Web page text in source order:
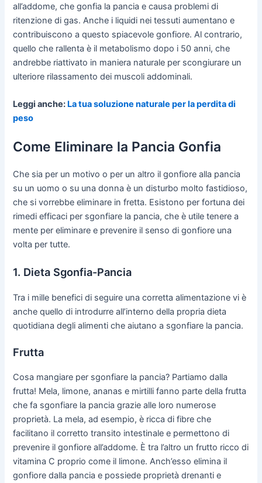
all’addome, che gonfia la pancia e causa problemi di
ritenzione di gas. Anche i liquidi nei tessuti aumentano e
contribuiscono a questo spiacevole gonfiore. Al contrario,
quello che rallenta è il metabolismo dopo i 50 anni, che
andrebbe riattivato in maniera naturale per scongiurare un
ulteriore rilassamento dei muscoli addominali.
Leggi anche: La tua soluzione naturale per la perdita di
peso
Come Eliminare la Pancia Gonfia
Che sia per un motivo o per un altro il gonfiore alla pancia
su un uomo o su una donna è un disturbo molto fastidioso,
che si vorrebbe eliminare in fretta. Esistono per fortuna dei
rimedi efficaci per sgonfiare la pancia, che è utile tenere a
mente per eliminare e prevenire il senso di gonfiore una
volta per tutte.
1. Dieta Sgonfia-Pancia
Tra i mille benefici di seguire una corretta alimentazione vi è
anche quello di introdurre all’interno della propria dieta
quotidiana degli alimenti che aiutano a sgonfiare la pancia.
Frutta
Cosa mangiare per sgonfiare la pancia? Partiamo dalla
frutta! Mela, limone, ananas e mirtilli fanno parte della frutta
che fa sgonfiare la pancia grazie alle loro numerose
proprietà. La mela, ad esempio, è ricca di fibre che
facilitano il corretto transito intestinale e permettono di
prevenire il gonfiore all’addome. È tra l’altro un frutto ricco di
vitamina C proprio come il limone. Anch’esso elimina il
gonfiore dalla pancia e possiede proprietà drenanti e